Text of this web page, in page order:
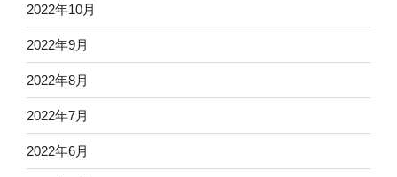
2022年10月
2022年9月
2022年8月
2022年7月
2022年6月